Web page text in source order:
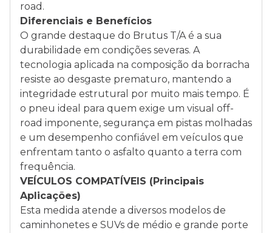
road.
Diferenciais e Benefícios
O grande destaque do Brutus T/A é a sua
durabilidade em condições severas. A
tecnologia aplicada na composição da borracha
resiste ao desgaste prematuro, mantendo a
integridade estrutural por muito mais tempo. É
o pneu ideal para quem exige um visual off-
road imponente, segurança em pistas molhadas
e um desempenho confiável em veículos que
enfrentam tanto o asfalto quanto a terra com
frequência.
VEÍCULOS COMPATÍVEIS (Principais
Aplicações)
Esta medida atende a diversos modelos de
caminhonetes e SUVs de médio e grande porte